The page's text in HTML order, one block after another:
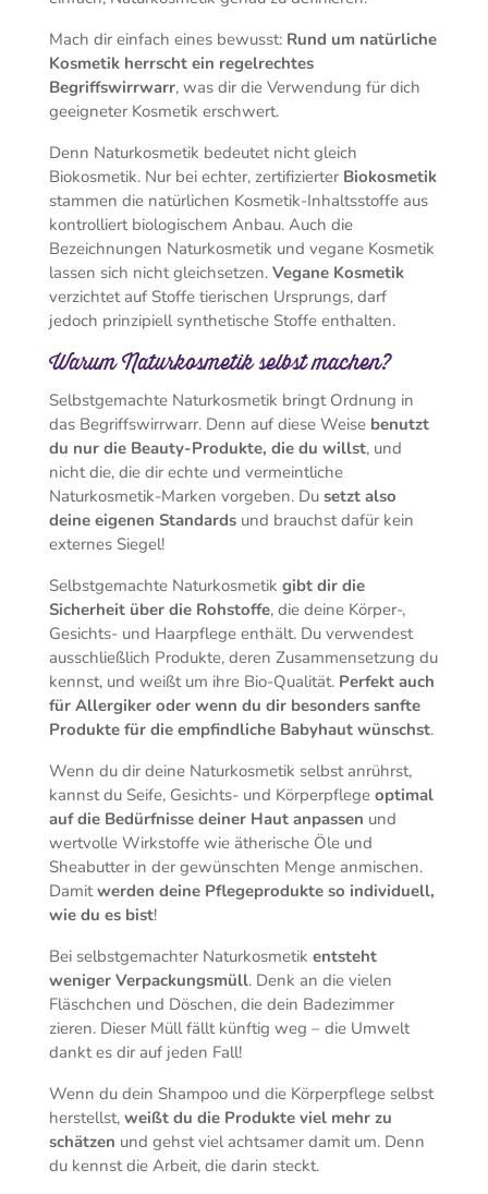
Mach dir einfach eines bewusst: Rund um natürliche
Kosmetik herrscht ein regelrechtes
Begriffswirrwarr, was dir die Verwendung für dich
geeigneter Kosmetik erschwert.
Denn Naturkosmetik bedeutet nicht gleich
Biokosmetik. Nur bei echter, zertifizierter Biokosmetik
stammen die natürlichen Kosmetik-Inhaltsstoffe aus
kontrolliert biologischem Anbau. Auch die
Bezeichnungen Naturkosmetik und vegane Kosmetik
lassen sich nicht gleichsetzen. Vegane Kosmetik
verzichtet auf Stoffe tierischen Ursprungs, darf
jedoch prinzipiell synthetische Stoffe enthalten.
Warum Naturkosmetik selbst machen?
Selbstgemachte Naturkosmetik bringt Ordnung in
das Begriffswirrwarr. Denn auf diese Weise benutzt
du nur die Beauty-Produkte, die du willst, und
nicht die, die dir echte und vermeintliche
Naturkosmetik-Marken vorgeben. Du setzt also
deine eigenen Standards und brauchst dafür kein
externes Siegel!
Selbstgemachte Naturkosmetik gibt dir die
Sicherheit über die Rohstoffe, die deine Körper-,
Gesichts- und Haarpflege enthält. Du verwendest
ausschließlich Produkte, deren Zusammensetzung du
kennst, und weißt um ihre Bio-Qualität. Perfekt auch
für Allergiker oder wenn du dir besonders sanfte
Produkte für die empfindliche Babyhaut wünschst.
Wenn du dir deine Naturkosmetik selbst anrührst,
kannst du Seife, Gesichts- und Körperpflege optimal
auf die Bedürfnisse deiner Haut anpassen und
wertvolle Wirkstoffe wie ätherische Öle und
Sheabutter in der gewünschten Menge anmischen.
Damitwerden deine Pflegeprodukte so individuell,
wie du es bist!
Bei selbstgemachter Naturkosmetik entsteht
weniger Verpackungsmüll. Denk an die vielen
Fläschchen und Döschen, die dein Badezimmer
zieren. Dieser Müll fällt künftig weg – die Umwelt
dankt es dir auf jeden Fall!
Wenn du dein Shampoo und die Körperpflege selbst
herstellst, weißt du die Produkte viel mehr zu
schätzen und gehst viel achtsamer damit um. Denn
du kennst die Arbeit, die darin steckt.